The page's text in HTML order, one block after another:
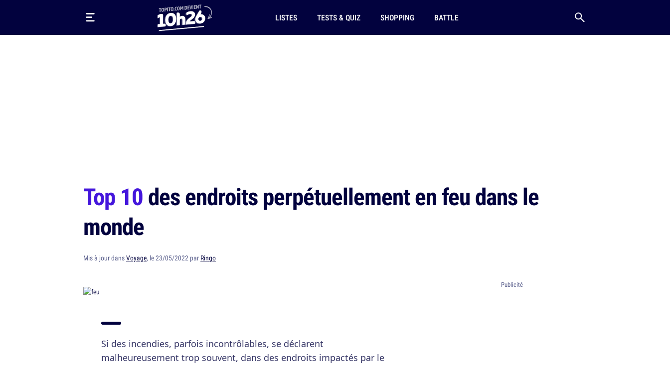
LISTES TESTS & QUIZ SHOPPING BATTLE
Top 10des endroits perpétuellement en feu dans le
monde
Mis à jour dansVoyage, le 23/05/2022 par Ringo
Si des incendies, parfois incontrôlables, se déclarent
malheureusement trop souvent, dans des endroits impactés par le